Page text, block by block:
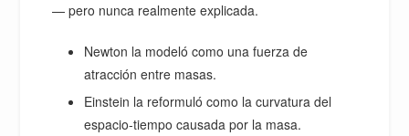
— pero nunca realmente explicada.
Newton la modeló como una fuerza de
atracción entre masas.
Einstein la reformuló como la curvatura del
espacio-tiempo causada por la masa.